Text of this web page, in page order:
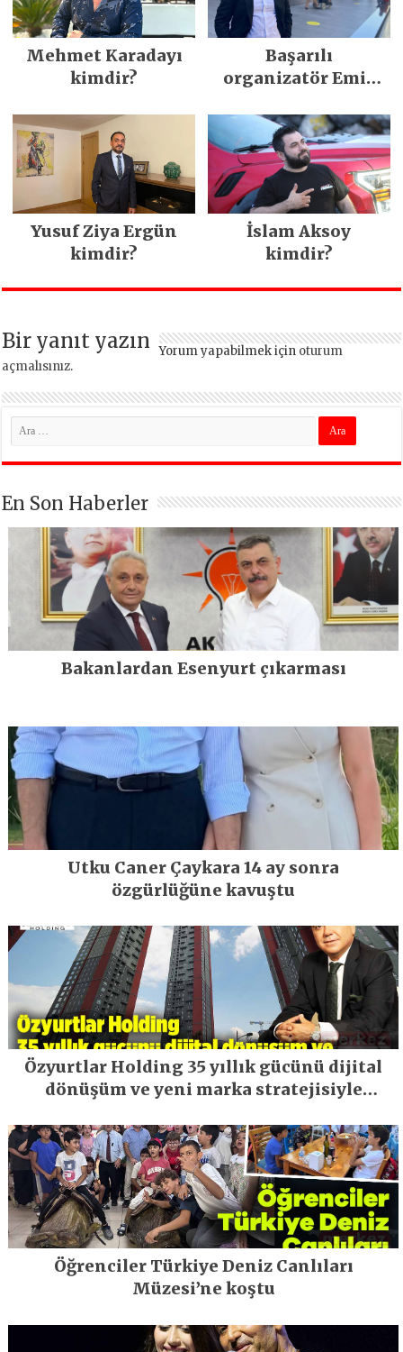
Mehmet Karadayı
kimdir?
Başarılı
organizatör Emir
Yusuf Ziya Ergün
kimdir?
İslam Aksoy
kimdir?
Bir yanıt yazın Yorum yapabilmek için oturum
açmalısınız.
En Son Haberler
Bakanlardan Esenyurt çıkarması
Utku Caner Çaykara 14 ay sonra
özgürlüğüne kavuştu
Özyurtlar Holding 35 yıllık gücünü dijital
dönüşüm ve yeni marka stratejisiyle
Öğrenciler Türkiye Deniz Canlıları
Müzesi’ne koştu